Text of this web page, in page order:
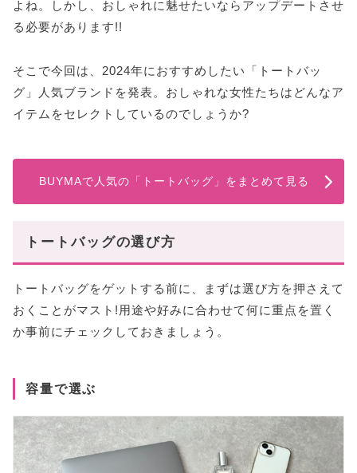
【4位】エコバッグにも使える▷▷HAY(ヘイ)
【5位】ガシガシ使いたい方は必見!▷▷ステイトオブ
【6位】ハイブランド顔負けの高級感▷▷Coach(コー
チ)
【10位】 台湾発の旬ブランド▷▷ロビンメイ
【20代女性】人気のトートバッグブランド
【30代女性】人気のトートバッグブランド
【40代・50代女性】人気のトートバッグブランド
【スタハ編集部おすすめ】トートバッグブランド
3選
Pedro(ペドロ) トートバッグ
野暮ったいトートバッグコーデはもうしない!
よね。しかし、おしゃれに魅せたいならアップデートさせ
る必要があります!!
そこで今回は、2024年におすすめしたい「トートバッ
グ」人気ブランドを発表。おしゃれな女性たちはどんなア
イテムをセレクトしているのでしょうか?
BUYMAで人気の「トートバッグ」をまとめて見る
トートバッグの選び方
トートバッグをゲットする前に、まずは選び方を押さえて
おくことがマスト!用途や好みに合わせて何に重点を置く
か事前にチェックしておきましょう。
容量で選ぶ